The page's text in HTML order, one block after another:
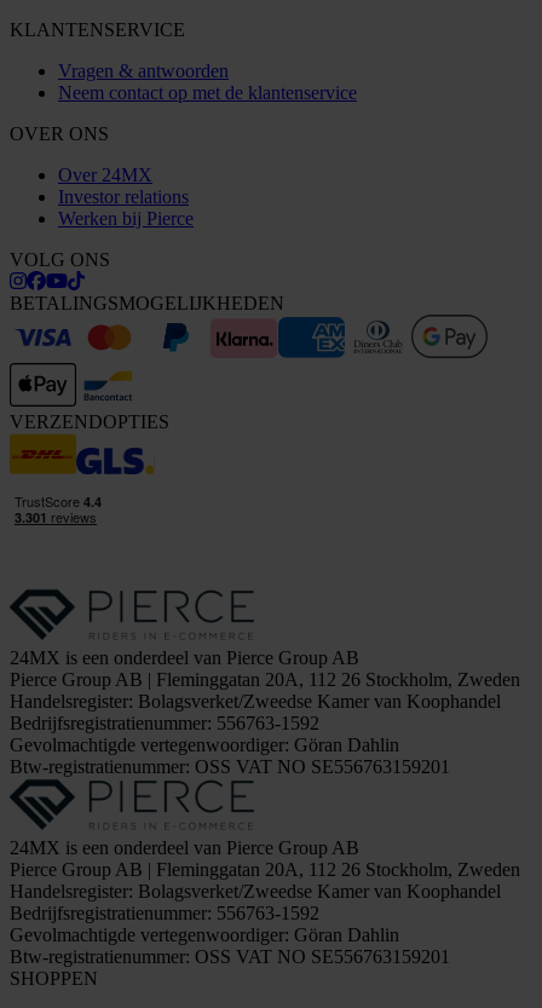
KLANTENSERVICE
Vragen & antwoorden
Neem contact op met de klantenservice
OVER ONS
Over 24MX
Investor relations
Werken bij Pierce
VOLG ONS
BETALINGSMOGELIJKHEDEN
VERZENDOPTIES
24MX is een onderdeel van Pierce Group AB
Pierce Group AB | Fleminggatan 20A, 112 26 Stockholm, Zweden
Handelsregister: Bolagsverket/Zweedse Kamer van Koophandel
Bedrijfsregistratienummer: 556763-1592
Gevolmachtigde vertegenwoordiger: Göran Dahlin
Btw-registratienummer: OSS VAT NO SE556763159201
24MX is een onderdeel van Pierce Group AB
Pierce Group AB | Fleminggatan 20A, 112 26 Stockholm, Zweden
Handelsregister: Bolagsverket/Zweedse Kamer van Koophandel
Bedrijfsregistratienummer: 556763-1592
Gevolmachtigde vertegenwoordiger: Göran Dahlin
Btw-registratienummer: OSS VAT NO SE556763159201
SHOPPEN